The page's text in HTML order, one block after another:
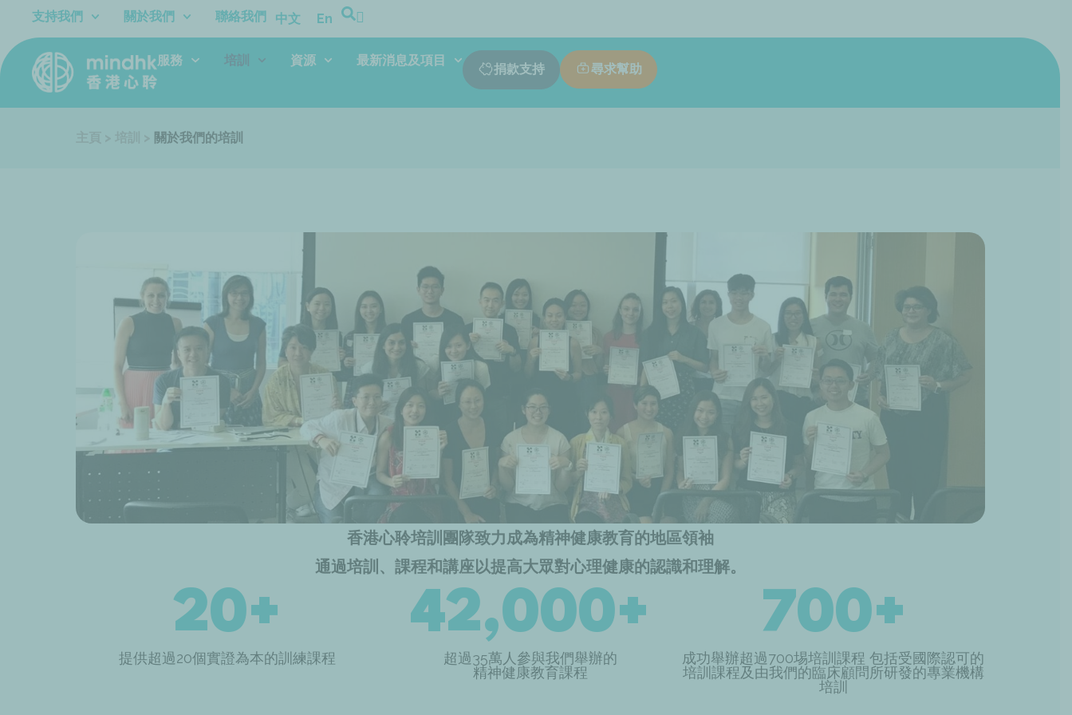
主
要
支持我們 關於我們 聯絡我們 中文 En
服務 培訓 資源 最新消息及項目 捐款支持 尋求幫助
關於我們的培訓
香港心聆培訓團隊致力成為精神健康教育的地區領袖
通過培訓、課程和講座以提高大眾對心理健康的認識和理解。
20+
提供超過20個實證為本的訓練課程
42,000+
超過35萬人參與我們舉辦的
精神健康教育課程
700+
成功舉辦超過700埸培訓課程 包括受國際認可的
培訓課程及由我們的臨床顧問所研發的專業機構
培訓